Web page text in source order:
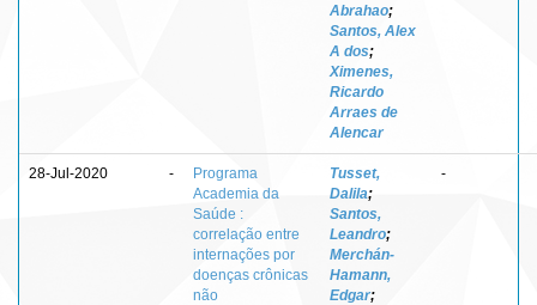
Abrahao;
Santos, Alex
A dos;
Ximenes,
Ricardo
Arraes de
Alencar
28-Jul-2020 -
Programa
Academia da
Saúde :
correlação entre
internações por
doenças crônicas
não
Tusset,
Dalila;
Santos,
Leandro;
Merchán-
Hamann,
Edgar;
-